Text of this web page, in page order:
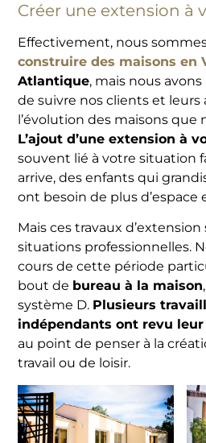
Créer une extension à
Effectivement, nous
construire des maisons en
Atlantique, mais nous
de suivre nos clients et
l’évolution des maisons que
L’ajout d’une extension à
souvent lié à votre situation
arrive, des enfants qui
ont besoin de plus d’espace
Mais ces travaux
situations professionnelles.
cours de cette période
bout de bureau à la maison
système D. Plusieurs
indépendants ont revu
au point de penser à la
travail ou de loisir.